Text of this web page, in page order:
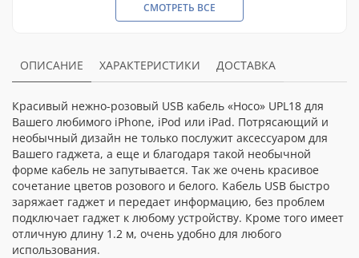
СМОТРЕТЬ ВСЕ
ОПИСАНИЕ ХАРАКТЕРИСТИКИ ДОСТАВКА
Красивый нежно-розовый USB кабель «Hoco» UPL18 для
Вашего любимого iPhone, iPod или iPad. Потрясающий и
необычный дизайн не только послужит аксессуаром для
Вашего гаджета, а еще и благодаря такой необычной
форме кабель не запутывается. Так же очень красивое
сочетание цветов розового и белого. Кабель USB быстро
заряжает гаджет и передает информацию, без проблем
подключает гаджет к любому устройству. Кроме того имеет
отличную длину 1.2 м, очень удобно для любого
использования.